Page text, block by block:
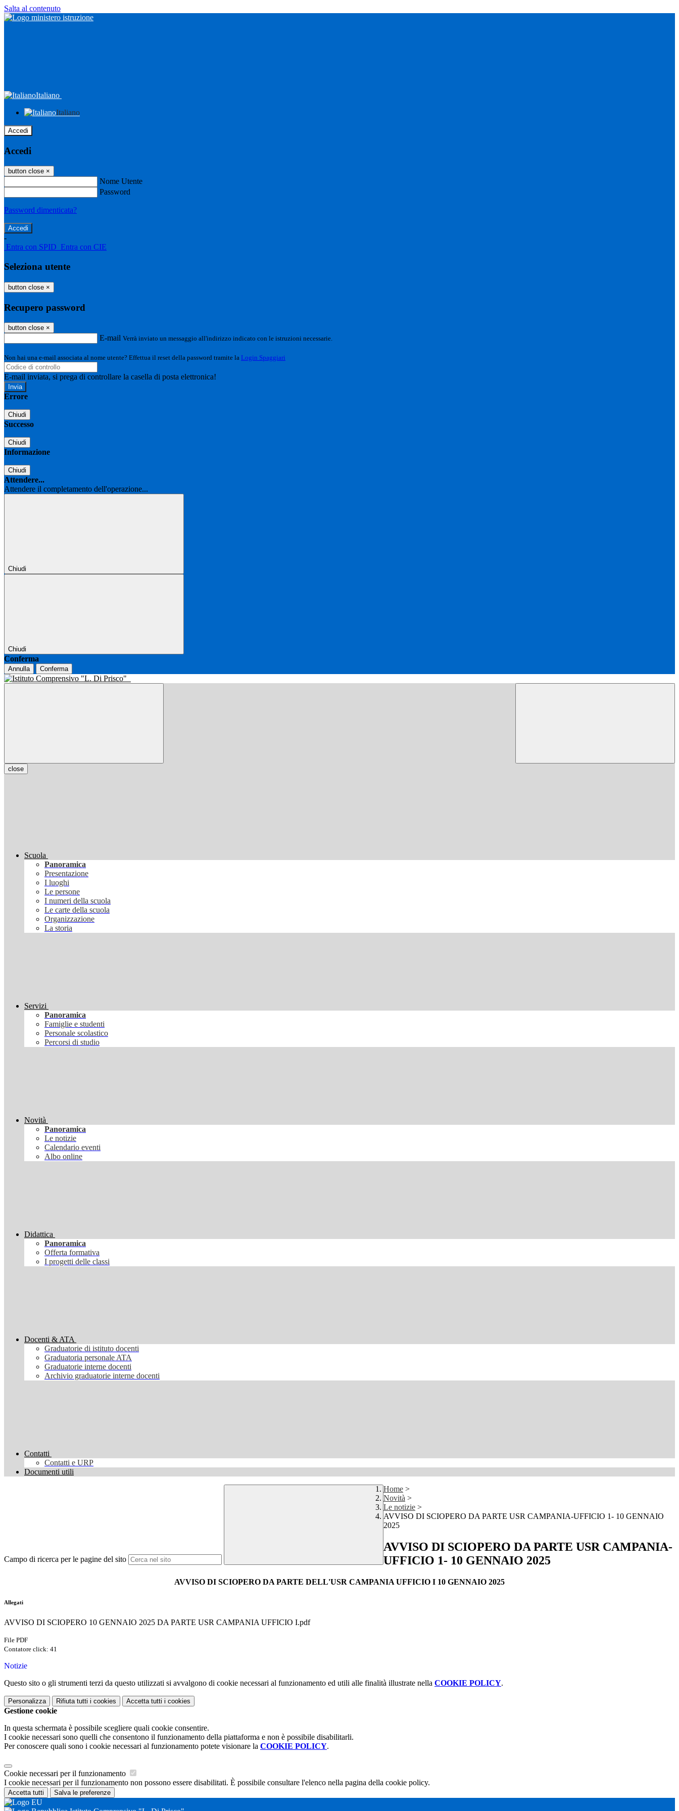
Salta al contenuto
Italiano
Italiano
Accedi
Accedi
button close ×
Nome Utente
Password
Password dimenticata?
-
Entra con SPID Entra con CIE
Seleziona utente
button close ×
Recupero password
button close ×
E-mail Verrà inviato un messaggio all'indirizzo indicato con le istruzioni necessarie.
Non hai una e-mail associata al nome utente? Effettua il reset della password tramite la Login Spaggiari
E-mail inviata, si prega di controllare la casella di posta elettronica!
Errore
Chiudi
Successo
Chiudi
Informazione
Chiudi
Attendere...
Attendere il completamento dell'operazione...
Chiudi
Chiudi
Conferma
Annulla Conferma
close
Scuola
Panoramica
Presentazione
I luoghi
Le persone
I numeri della scuola
Le carte della scuola
Organizzazione
La storia
Servizi
Panoramica
Famiglie e studenti
Personale scolastico
Percorsi di studio
Novità
Panoramica
Le notizie
Calendario eventi
Albo online
Didattica
Panoramica
Offerta formativa
I progetti delle classi
Docenti & ATA
Graduatorie di istituto docenti
Graduatoria personale ATA
Graduatorie interne docenti
Archivio graduatorie interne docenti
Contatti
Contatti e URP
Documenti utili
Campo di ricerca per le pagine del sito
Home >
Novità >
Le notizie >
AVVISO DI SCIOPERO DA PARTE USR CAMPANIA-UFFICIO 1- 10 GENNAIO
2025
AVVISO DI SCIOPERO DA PARTE USR CAMPANIA-
UFFICIO 1- 10 GENNAIO 2025
AVVISO DI SCIOPERO DA PARTE DELL'USR CAMPANIA UFFICIO I 10 GENNAIO 2025
Allegati
AVVISO DI SCIOPERO 10 GENNAIO 2025 DA PARTE USR CAMPANIA UFFICIO I.pdf
File PDF
Contatore click: 41
Notizie
Questo sito o gli strumenti terzi da questo utilizzati si avvalgono di cookie necessari al funzionamento ed utili alle finalità illustrate nella COOKIE POLICY.
Personalizza Rifiuta tutti i cookies Accetta tutti i cookies
Gestione cookie
In questa schermata è possibile scegliere quali cookie consentire.
I cookie necessari sono quelli che consentono il funzionamento della piattaforma e non è possibile disabilitarli.
Per conoscere quali sono i cookie necessari al funzionamento potete visionare la COOKIE POLICY.
Cookie necessari per il funzionamento
I cookie necessari per il funzionamento non possono essere disabilitati. È possibile consultare l'elenco nella pagina della cookie policy.
Accetta tutti Salva le preferenze